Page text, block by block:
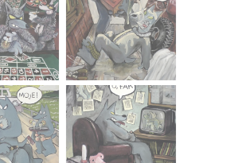
umjetnina ide i korak dalje. Majice
postavljenim ispod uredskih
stare zgrade Galerije umjetnina,
stanovanju, pridonosi subverzivnosti
djelo može iščitati tek kada
o kulturnoj ustanovi a ne stambenoj
nakon shvaćanja činjenice da je riječ
majicama. S druge strane,
na fasadu mogu se iščitati i